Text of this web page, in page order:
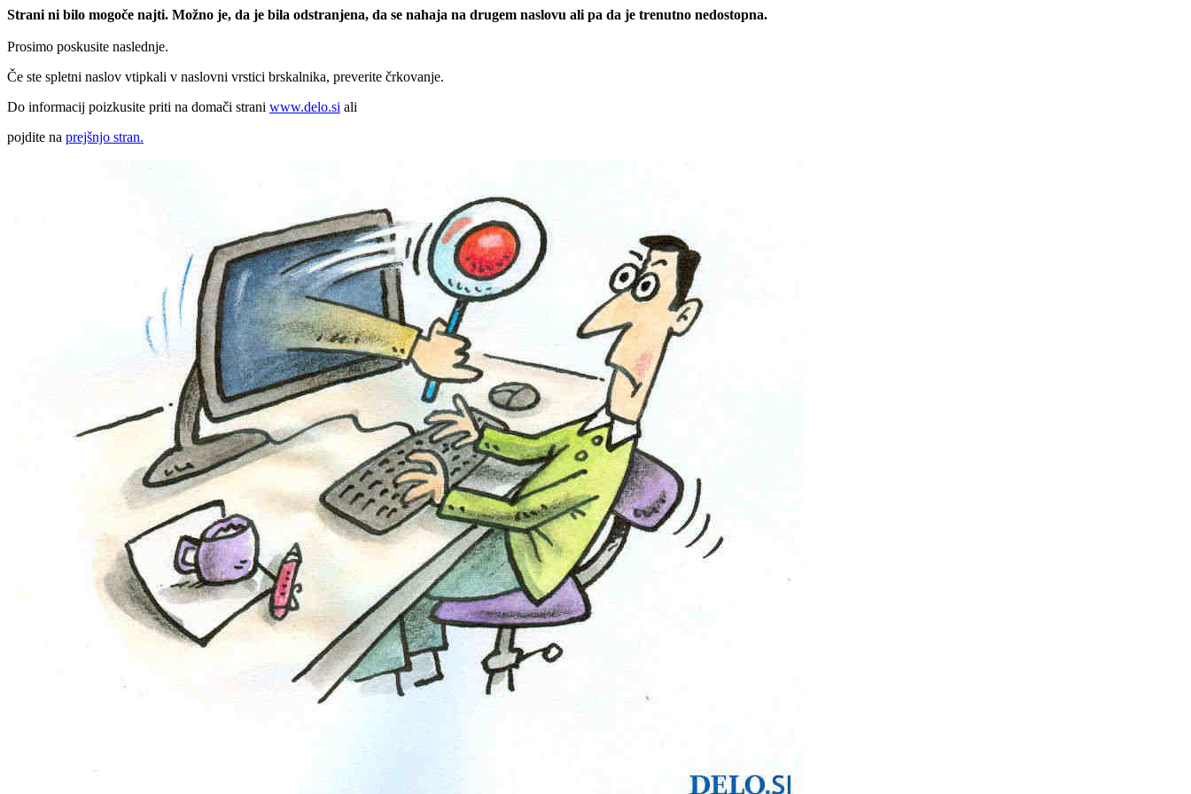
Strani ni bilo mogoče najti. Možno je, da je bila odstranjena, da se nahaja na drugem naslovu ali pa da je trenutno nedostopna.
Prosimo poskusite naslednje.
Če ste spletni naslov vtipkali v naslovni vrstici brskalnika, preverite črkovanje.
Do informacij poizkusite priti na domači strani www.delo.si ali
pojdite na prejšnjo stran.